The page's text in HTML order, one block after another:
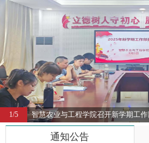
1/5 智慧农业与工程学院召开新学期工
通知公告